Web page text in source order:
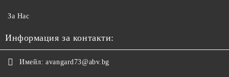
За Нас
Информация за контакти:
Имейл: avangard73@abv.bg